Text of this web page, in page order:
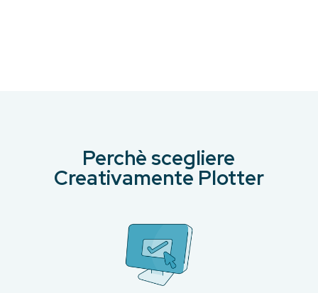
Perchè scegliere
Creativamente Plotter